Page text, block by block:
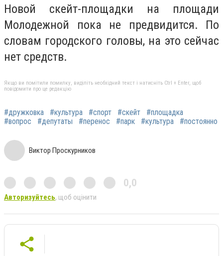
Новой скейт-площадки на площади
Молодежной пока не предвидится. По
словам городского головы, на это сейчас
нет средств.
Якщо ви помітили помилку, виділіть необхідний текст і натисніть Ctrl + Enter, щоб
повідомити про це редакцію
#дружковка #культура #спорт #скейт
#площадка
#вопрос
#депутаты #перенос #парк #культура #постоянно
Виктор Проскурников
0,0
Авторизуйтесь, щоб оцінити